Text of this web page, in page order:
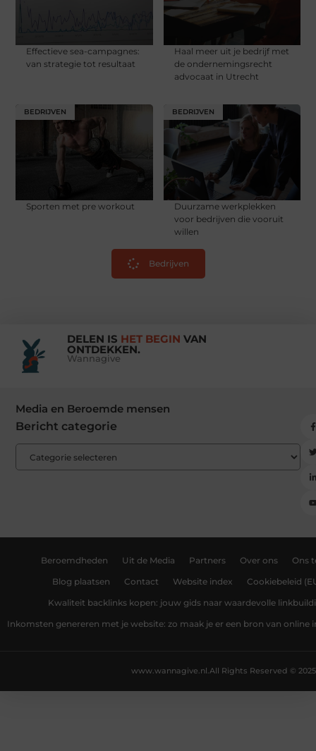
Effectieve sea-campagnes:
van strategie tot resultaat
Haal meer uit je bedrijf met
de ondernemingsrecht
advocaat in Utrecht
BEDRIJVEN
Sporten met pre workout
BEDRIJVEN
Duurzame werkplekken
voor bedrijven die vooruit
willen
Bedrijven
DELEN IS HET BEGIN VAN
ONTDEKKEN.
Wannagive
Media en Beroemde mensen
Bericht categorie
Beroemdheden Uit de Media Partners Over ons Ons
Blog plaatsen Contact Website index Cookiebeleid
Kwaliteit backlinks kopen: jouw gids naar waardevolle
Inkomsten genereren met je website: zo maak je er een bron van online
All Rights Reserved © 2025
www.wannagive.nl.